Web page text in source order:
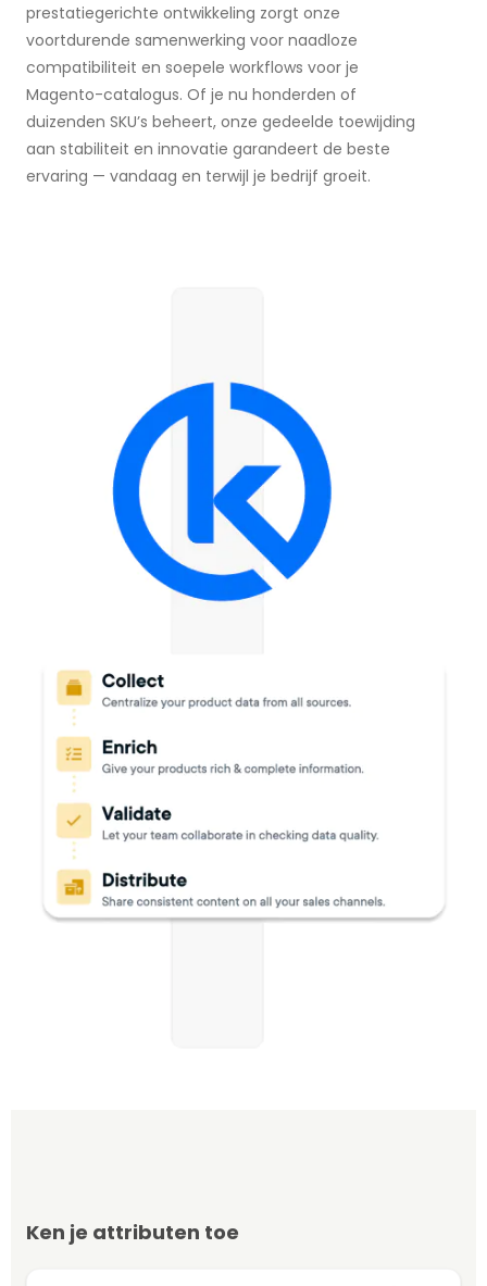
prestatiegerichte ontwikkeling zorgt onze
voortdurende samenwerking voor naadloze
compatibiliteit en soepele workflows voor je
Magento-catalogus. Of je nu honderden of
duizenden SKU’s beheert, onze gedeelde toewijding
aan stabiliteit en innovatie garandeert de beste
ervaring — vandaag en terwijl je bedrijf groeit.
Ken je attributen toe